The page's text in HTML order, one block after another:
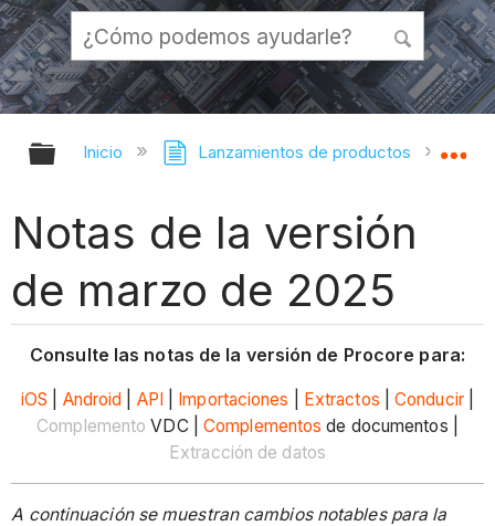
Expandir/contraer jerarquía global
Inicio Lanzamientos de productos
Notas de la versión
de marzo de 2025
Consulte las notas de la versión de Procore para:
iOS Android API| Importaciones Extractos Conducir|
Complemento VDC | Complementos de documentos |
Extracción de datos
A continuación se muestran cambios notables para la